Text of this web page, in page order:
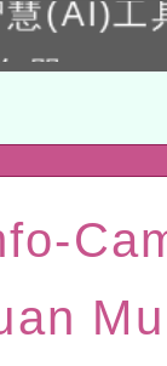
單
釋公務
案
委託財
表揚
六)辦